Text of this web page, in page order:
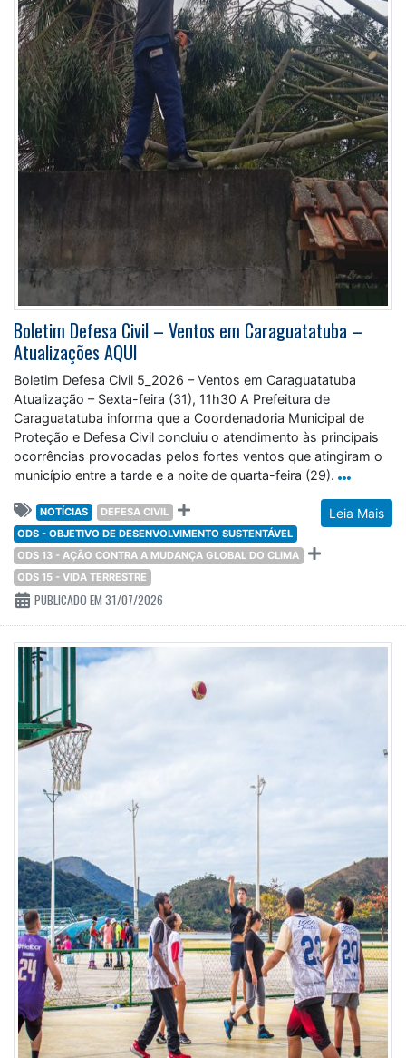
Boletim Defesa Civil – Ventos em Caraguatatuba –
Atualizações AQUI
Boletim Defesa Civil 5_2026 – Ventos em Caraguatatuba
Atualização – Sexta-feira (31), 11h30 A Prefeitura de
Caraguatatuba informa que a Coordenadoria Municipal de
Proteção e Defesa Civil concluiu o atendimento às principais
ocorrências provocadas pelos fortes ventos que atingiram o
município entre a tarde e a noite de quarta-feira (29).
Leia Mais
NOTÍCIAS
DEFESA CIVIL
ODS - OBJETIVO DE DESENVOLVIMENTO SUSTENTÁVEL
ODS 13 - AÇÃO CONTRA A MUDANÇA GLOBAL DO CLIMA
ODS 15 - VIDA TERRESTRE
PUBLICADO EM 31/07/2026